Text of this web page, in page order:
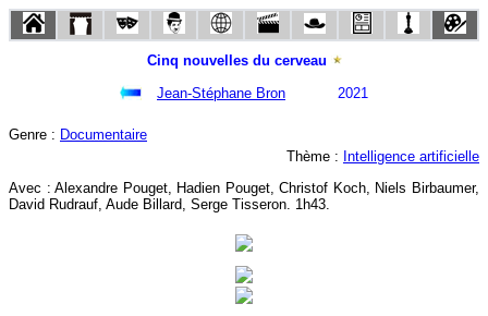
Cinq nouvelles du cerveau
Jean-Stéphane Bron
2021
Genre : Documentaire
Thème : Intelligence artificielle
Avec : Alexandre Pouget, Hadien Pouget, Christof Koch, Niels Birbaumer,
David Rudrauf, Aude Billard, Serge Tisseron. 1h43.